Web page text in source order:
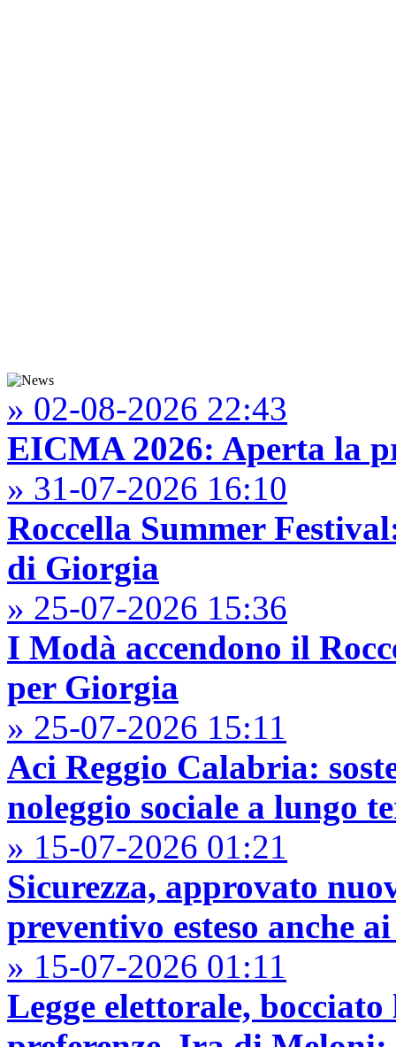
» 02-08-2026 22:43
EICMA 2026: Aperta la
» 31-07-2026 16:10
Roccella Summer
di Giorgia
» 25-07-2026 15:36
I Modà accendono il
per Giorgia
» 25-07-2026 15:11
Aci Reggio Calabria:
noleggio sociale a lungo
» 15-07-2026 01:21
Sicurezza, approvato
preventivo esteso anche
» 15-07-2026 01:11
Legge elettorale,